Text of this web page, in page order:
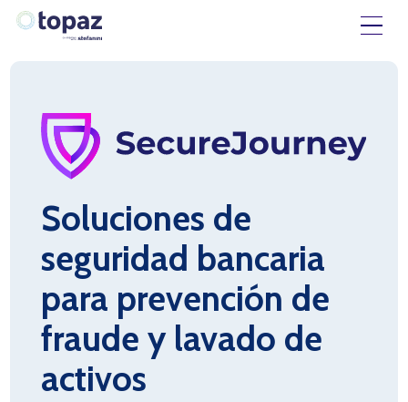
Soluciones de
seguridad bancaria
para prevención de
fraude y lavado de
activos